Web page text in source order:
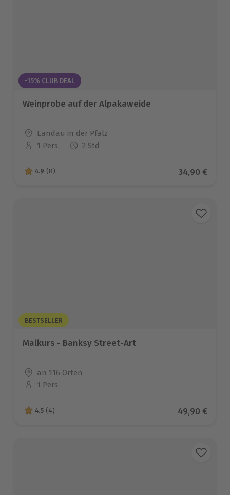
-15% CLUB DEAL
Weinprobe auf der Alpakaweide
Standort
Landau in der Pfalz
Anzahl der Teilnehmer
1 Pers. 2 Std
4.9 von 5 Sternen basierend auf 8 Bewertungen
4.9 (8) Aktueller
34,90 €
BESTSELLER
Malkurs - Banksy Street-Art
Standort
an 116 Orten
Anzahl der Teilnehmer
1 Pers.
4.5 von 5 Sternen basierend auf 4 Bewertungen
4.5 (4) Aktueller
49,90 €